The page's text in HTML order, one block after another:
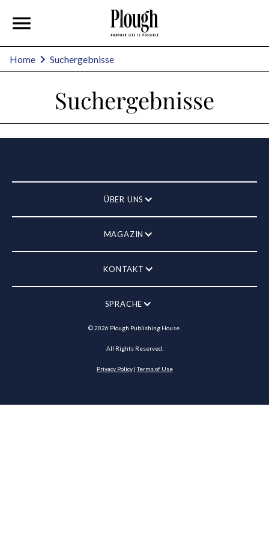
Home Suchergebnisse
Suchergebnisse
ÜBER UNS
MAGAZIN
KONTAKT
SPRACHE
©2026 Plough Publishing House.
All Rights Reserved.
Privacy Policy|Terms of Use